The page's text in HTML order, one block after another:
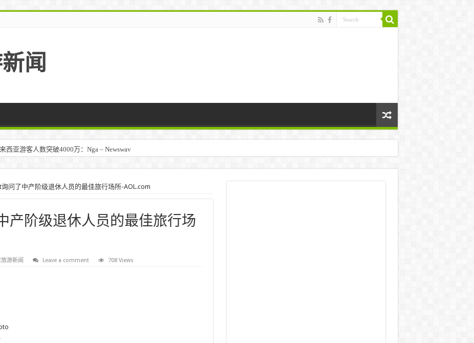
闻
西亚游客人数突破4000万：Nga – Newswav
问了中产阶级退休人员的最佳旅行场所-AOL.com
产阶级退休人员的最佳旅行场
游新闻 Leave a comment 708 Views